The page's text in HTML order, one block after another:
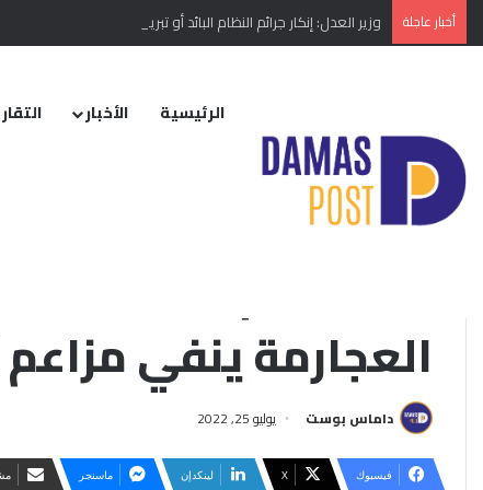
أخبار عاجلة وزير العدل: إنكار جرائم النظام البائد أو تبريرها مخالفة
الرئيسية الأخبار
الرئيسية/الأخبار /منوع
العجارمة ينفي
داماس بوست يوليو 25, 2022
فيسبوك ‫X لينكدإن ماسنجر